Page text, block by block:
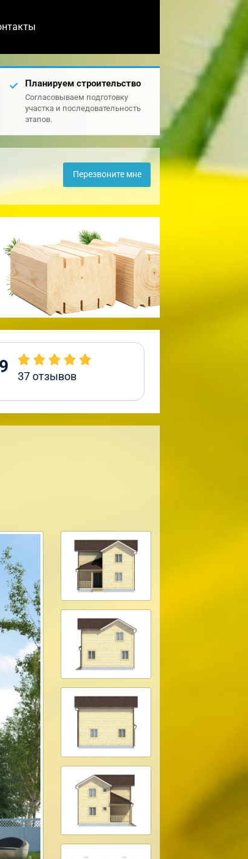
Планируем строительство
Согласовываем подготовку
участка и последовательность
этапов.
Перезвоните мне
37отзывов